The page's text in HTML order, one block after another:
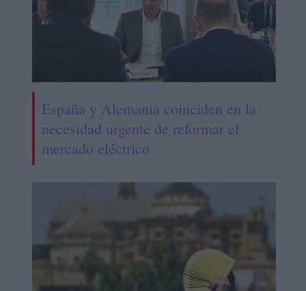
España y Alemania coinciden en la
necesidad urgente de reformar el
mercado eléctrico